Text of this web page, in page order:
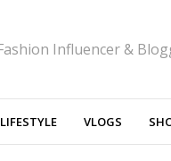
LIFESTYLE VLOGS